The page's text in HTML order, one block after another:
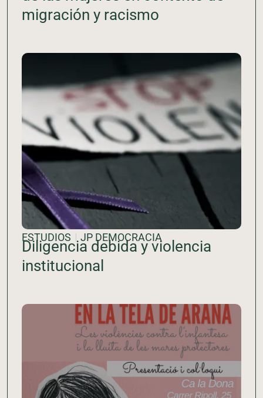
migración y racismo
ESTUDIOS JP DEMOCRACIA
Diligencia debida y violencia
institucional